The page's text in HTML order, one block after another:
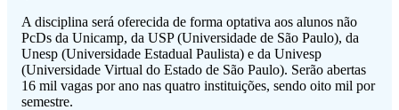
A disciplina será oferecida de forma optativa aos alunos não
PcDs da Unicamp, da USP (Universidade de São Paulo), da
Unesp (Universidade Estadual Paulista) e da Univesp
(Universidade Virtual do Estado de São Paulo). Serão abertas
16 mil vagas por ano nas quatro instituições, sendo oito mil por
semestre.